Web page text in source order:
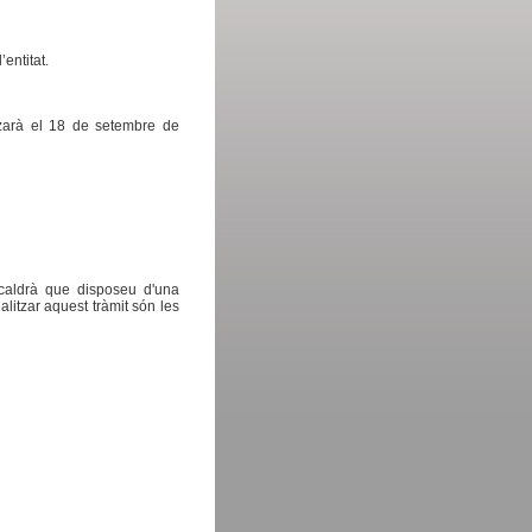
el 18 de setembre de
que disposeu d'una
aquest tràmit són les